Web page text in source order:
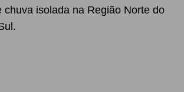
chuva isolada na Região Norte do